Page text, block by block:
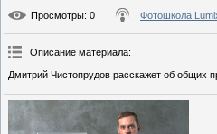
Просмотры: 0 Фотошкола
Описание материала:
Дмитрий Чистопрудов расскажет об общих